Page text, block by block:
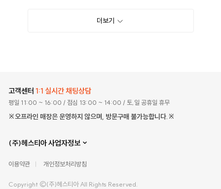
더보기
고객센터 1:1 실시간 채팅상담
평일 11:00 ~ 16:00 / 점심 13:00 ~ 14:00 / 토,일 공휴일 휴무
※오프라인 매장은 운영하지 않으며, 방문구매 불가능합니다.※
(주)헤스티아 사업자정보
이용약관 개인정보처리방침
Copyright ©(주)헤스티아 All Rights Reserved.